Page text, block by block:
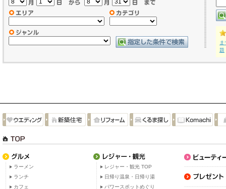
ま
題
ラーメン
ランチ
カフェ
レジャー・観光 TOP
日帰り温泉・日帰り湯
パワースポットめぐり